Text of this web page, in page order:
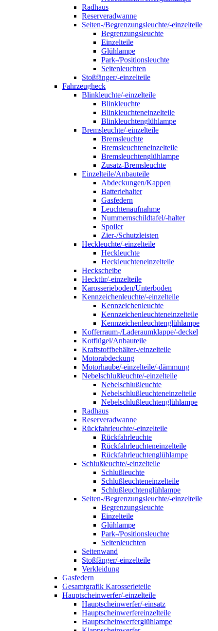
Radhaus
Reserveradwanne
Seiten-/Begrenzungsleuchte/-einzelteile
Begrenzungsleuchte
Einzelteile
Glühlampe
Park-/Positionsleuchte
Seitenleuchten
Stoßfänger/-einzelteile
Fahrzeugheck
Blinkleuchte/-einzelteile
Blinkleuchte
Blinkleuchteneinzelteile
Blinkleuchtenglühlampe
Bremsleuchte/-einzelteile
Bremsleuchte
Bremsleuchteneinzelteile
Bremsleuchtenglühlampe
Zusatz-Bremsleuchte
Einzelteile/Anbauteile
Abdeckungen/Kappen
Batteriehalter
Gasfedern
Leuchtenaufnahme
Nummernschildtafel/-halter
Spoiler
Zier-/Schutzleisten
Heckleuchte/-einzelteile
Heckleuchte
Heckleuchteneinzelteile
Heckscheibe
Hecktür/-einzelteile
Karosserieboden/Unterboden
Kennzeichenleuchte/-einzelteile
Kennzeichenleuchte
Kennzeichenleuchteneinzelteile
Kennzeichenleuchtenglühlampe
Kofferraum-/Laderaumklappe/-deckel
Kotflügel/Anbauteile
Kraftstoffbehälter-/einzelteile
Motorabdeckung
Motorhaube/-einzelteile/-dämmung
Nebelschlußleuchte/-einzelteile
Nebelschlußleuchte
Nebelschlußleuchteneinzelteile
Nebelschlußleuchtenglühlampe
Radhaus
Reserveradwanne
Rückfahrleuchte/-einzelteile
Rückfahrleuchte
Rückfahrleuchteneinzelteile
Rückfahrleuchtenglühlampe
Schlußleuchte/-einzelteile
Schlußleuchte
Schlußleuchteneinzelteile
Schlußleuchtenglühlampe
Seiten-/Begrenzungsleuchte/-einzelteile
Begrenzungsleuchte
Einzelteile
Glühlampe
Park-/Positionsleuchte
Seitenleuchten
Seitenwand
Stoßfänger/-einzelteile
Verkleidung
Gasfedern
Gesamtgrafik Karosserieteile
Hauptscheinwerfer/-einzelteile
Hauptscheinwerfer/-einsatz
Hauptscheinwerfereinzelteile
Hauptscheinwerferglühlampe